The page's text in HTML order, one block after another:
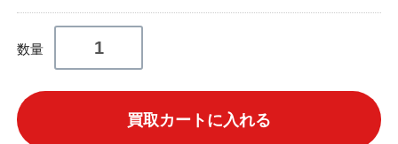
数量
買取カートに入れる